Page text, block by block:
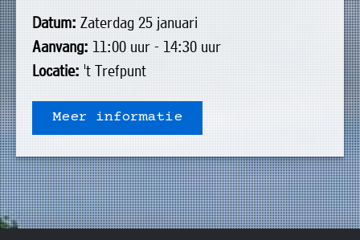
Datum:Zaterdag 25 januari
Aanvang:11:00 uur - 14:30 uur
Locatie:'t Trefpunt
Meer informatie
»
Bedrijven
»
Plaatselijk
belang
»
Informatie
lidmaatschap
»
de
volgende
personen:
Voorzitter
vacant
Secretaris
Michiel
Modderman
Penningmeester
vacant
Algemeen
lid
Anco
Hoen
Algemeen
Ids
de